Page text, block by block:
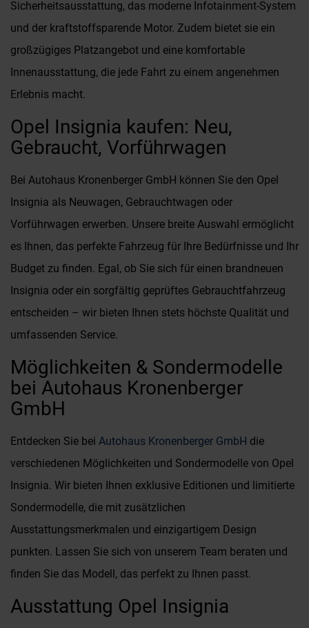
Sicherheitsausstattung, das moderne Infotainment-System
und der kraftstoffsparende Motor. Zudem bietet sie ein
großzügiges Platzangebot und eine komfortable
Innenausstattung, die jede Fahrt zu einem angenehmen
Erlebnis macht.
Opel Insignia kaufen: Neu,
Gebraucht, Vorführwagen
Bei Autohaus Kronenberger GmbH können Sie den Opel
Insignia als Neuwagen, Gebrauchtwagen oder
Vorführwagen erwerben. Unsere breite Auswahl ermöglicht
es Ihnen, das perfekte Fahrzeug für Ihre Bedürfnisse und Ihr
Budget zu finden. Egal, ob Sie sich für einen brandneuen
Insignia oder ein sorgfältig geprüftes Gebrauchtfahrzeug
entscheiden – wir bieten Ihnen stets höchste Qualität und
umfassenden Service.
Möglichkeiten & Sondermodelle
bei Autohaus Kronenberger
GmbH
Entdecken Sie bei Autohaus Kronenberger GmbH die
verschiedenen Möglichkeiten und Sondermodelle von Opel
Insignia. Wir bieten Ihnen exklusive Editionen und limitierte
Sondermodelle, die mit zusätzlichen
Ausstattungsmerkmalen und einzigartigem Design
punkten. Lassen Sie sich von unserem Team beraten und
finden Sie das Modell, das perfekt zu Ihnen passt.
Ausstattung Opel Insignia